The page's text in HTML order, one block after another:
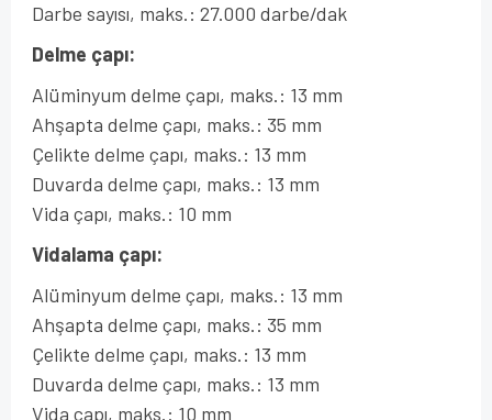
Darbe sayısı, maks.: 27.000 darbe/dak
Delme çapı:
Alüminyum delme çapı, maks.: 13 mm
Ahşapta delme çapı, maks.: 35 mm
Çelikte delme çapı, maks.: 13 mm
Duvarda delme çapı, maks.: 13 mm
Vida çapı, maks.: 10 mm
Vidalama çapı:
Alüminyum delme çapı, maks.: 13 mm
Ahşapta delme çapı, maks.: 35 mm
Çelikte delme çapı, maks.: 13 mm
Duvarda delme çapı, maks.: 13 mm
Vida çapı, maks.: 10 mm